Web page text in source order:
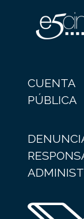
CUENTA
PÚBLICA